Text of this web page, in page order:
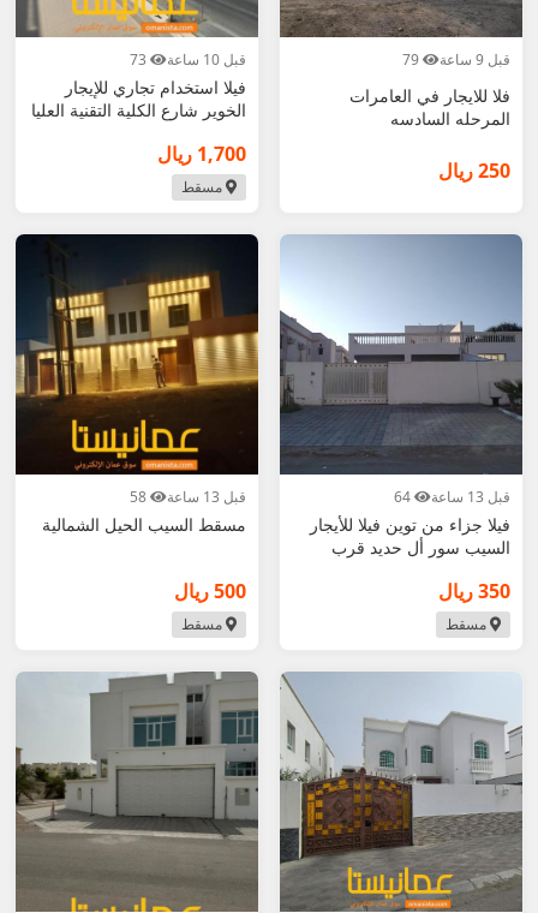
قبل 9 ساعة
فلا للايجار في العامرات
المرحله السادسه
250 ريال
قبل 10 ساعة
فيلا استخدام تجاري للإيجار
الخوير شارع الكلية التقنية العليا
1,700 ريال
مسقط
قبل 13 ساعة
فيلا جزاء من توين فيلا للأيجار
السيب سور أل حديد قرب
350 ريال
مسقط
قبل 13 ساعة
مسقط السيب الحيل الشمالية
500 ريال
مسقط